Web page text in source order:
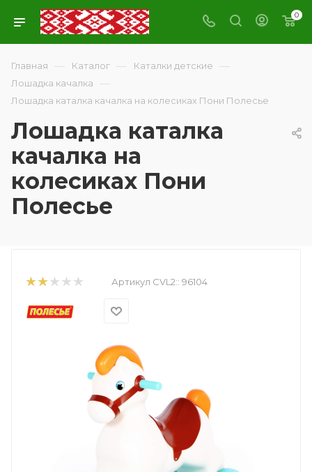
0
Главная — Каталог — Каталки детские —
Лошадка качалка —
Лошадка каталка качалка на колесиках Пони Полесье
Лошадка каталка
качалка на
колесиках Пони
Полесье
Артикул CVL2:: 96104